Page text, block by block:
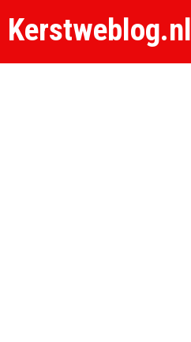
Kerstweblog.nl